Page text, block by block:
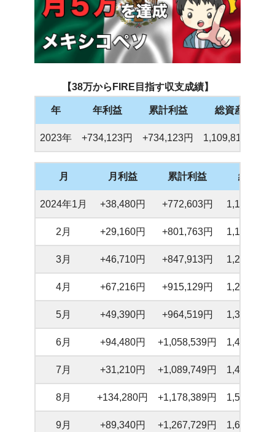
【38万からFIRE目指す収支成績】
年 年利益 累計利益 総資産
2023年 +734,123円 +734,123円 1,109,813円
月 月利益 累計利益 総資産
2024年1月 +38,480円 +772,603円 1,138,563
2月 +29,160円 +801,763円 1,188,003
3月 +46,710円 +847,913円 1,220,563
4月 +67,216円 +915,129円 1,285,539
5月 +49,390円 +964,519円 1,337,409
6月 +94,480円 +1,058,539円 1,417,239
7月 +31,210円 +1,089,749円 1,459,639
8月 +134,280円 +1,178,389円 1,560,879
9月 +89,340円 +1,267,729円 1,633,099